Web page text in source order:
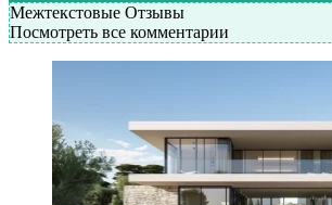
Межтекстовые Отзывы
Посмотреть все комментарии